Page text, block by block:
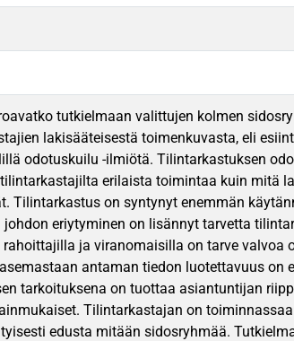
tutkielmaan valittujen kolmen
lakisääteisestä toimenkuvasta, eli
odotuskuilu -ilmiötä. Tilintarkastuksen
erilaista toimintaa kuin mitä
Tilintarkastus on syntynyt enemmän
eriytyminen on lisännyt tarvetta
ja viranomaisilla on tarve valvoa
antaman tiedon luotettavuus on
tarkoituksena on tuottaa asiantuntijan
Tilintarkastajan on
edusta mitään sidosryhmää.